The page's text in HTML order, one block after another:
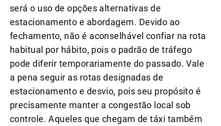
será o uso de opções alternativas de
estacionamento e abordagem. Devido ao
fechamento, não é aconselhável confiar na rota
habitual por hábito, pois o padrão de tráfego
pode diferir temporariamente do passado. Vale
a pena seguir as rotas designadas de
estacionamento e desvio, pois seu propósito é
precisamente manter a congestão local sob
controle. Aqueles que chegam de táxi também